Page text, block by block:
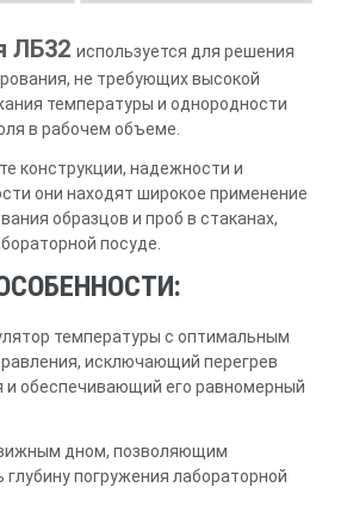
ЛБ32 используется для решения
не требующих высокой
температуры и однородности
в рабочем объеме.
конструкции, надежности и
они находят широкое применение
образцов и проб в стаканах,
посуде.
температуры с оптимальным
исключающий перегрев
и обеспечивающий его равномерный
дном, позволяющим
глубину погружения лабораторной